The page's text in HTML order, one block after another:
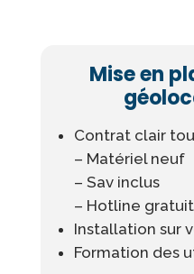
Mise en
Contrat clair
– Matériel neuf
– Sav inclus
– Hotline
Installation sur
Formation des